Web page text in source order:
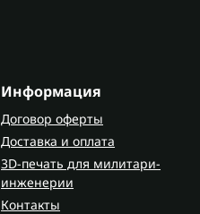
Информация
Договор оферты
Доставка и оплата
3D-печать для милитари-
инженерии
Контакты